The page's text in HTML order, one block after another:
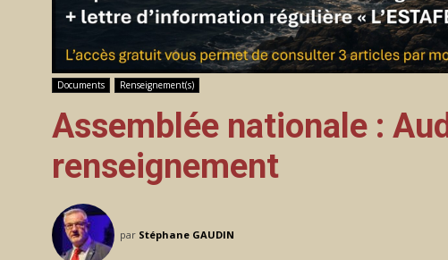
Documents Renseignement(s)
Assemblée nationale :
renseignement
par Stéphane GAUDIN